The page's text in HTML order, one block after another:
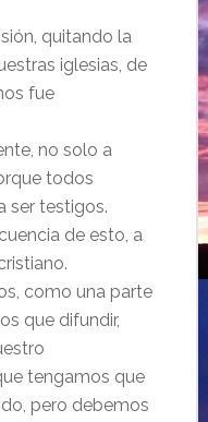
quitando la
iglesias, de
fue
no solo a
todos
ser testigos.
de esto, a
como una parte
que difundir,
tengamos que
pero debemos